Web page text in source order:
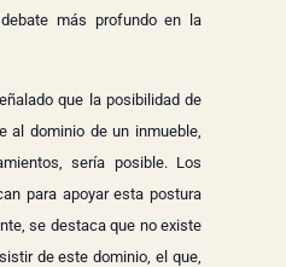
más profundo en la
que la posibilidad de
al dominio de un inmueble,
sería posible. Los
para apoyar esta postura
se destaca que no existe
de este dominio, el que,